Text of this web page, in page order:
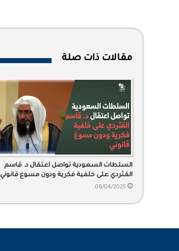
مقالات ذات صلة
السلطات السعودية تواصل اعتقال د. قاسم
القثردي على خلفية فكرية ودون مسوغ قانوني
08/04/2025